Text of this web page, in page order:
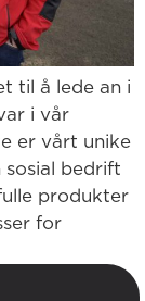
til å lede an i
i vår
er vårt unike
sosial bedrift
produkter
for